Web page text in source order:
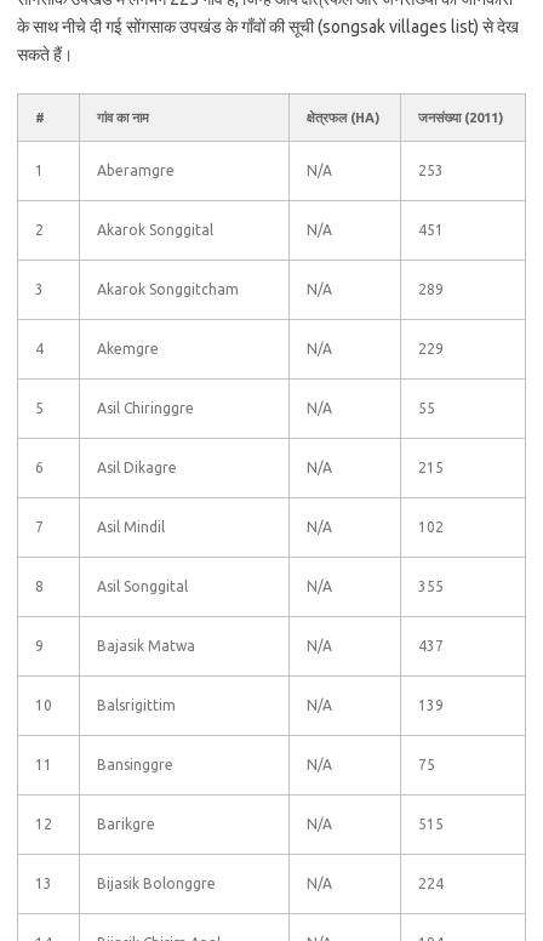
के साथ नीचे दी गई सोंगसाक उपखंड के गाँवों की सूची (songsak villages list) से देख
सकते हैं।
# गांव का नाम क्षेत्रफल (HA) जनसंख्या (2011)
1 Aberamgre N/A 253
2 Akarok Songgital N/A 451
3 Akarok Songgitcham N/A 289
4 Akemgre N/A 229
5 Asil Chiringgre N/A 55
6 Asil Dikagre N/A 215
7 Asil Mindil N/A 102
8 Asil Songgital N/A 355
9 Bajasik Matwa N/A 437
10 Balsrigittim N/A 139
11 Bansinggre N/A 75
12 Barikgre N/A 515
13 Bijasik Bolonggre N/A 224